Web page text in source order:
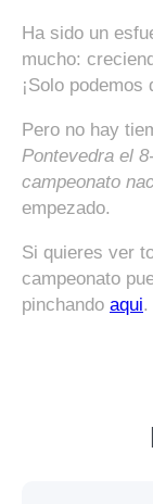
Ha sido un
mucho:
¡Solo podemos
Pero no hay
Pontevedra el
campeonato
empezado.
Si quieres ver
campeonato
pinchando aqui.